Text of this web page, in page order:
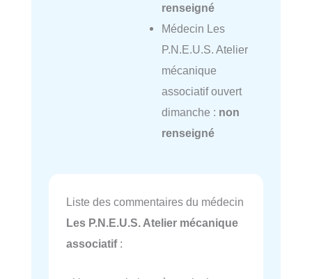
renseigné
Médecin Les
P.N.E.U.S. Atelier
mécanique
associatif ouvert
dimanche : non
renseigné
Liste des commentaires du médecin
Les P.N.E.U.S. Atelier mécanique
associatif: